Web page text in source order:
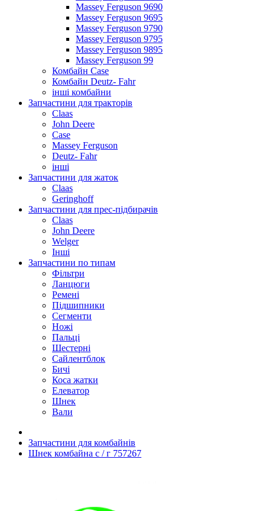
Massey Ferguson 9690
Massey Ferguson 9695
Massey Ferguson 9790
Massey Ferguson 9795
Massey Ferguson 9895
Massey Ferguson 99
Комбайн Case
Комбайн Deutz- Fahr
інші комбайни
Запчастини для тракторів
Claas
John Deere
Case
Massey Ferguson
Deutz- Fahr
інші
Запчастини для жаток
Claas
Geringhoff
Запчастини для прес-підбирачів
Claas
John Deere
Welger
Інші
Запчастини по типам
Фільтри
Ланцюги
Ремені
Підшипники
Сегменти
Ножі
Пальці
Шестерні
Сайлентблок
Бичі
Коса жатки
Елеватор
Шнек
Вали
Запчастини для комбайнів
Шнек комбайна с / г 757267